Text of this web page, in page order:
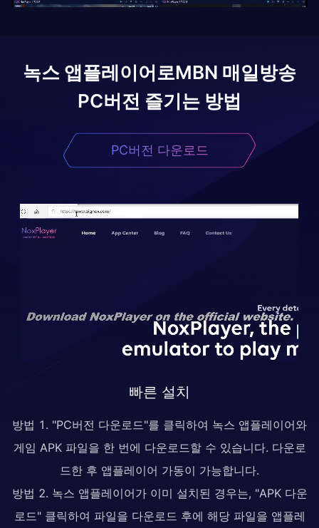
녹스 앱플레이어로MBN 매일방송
PC버전 즐기는 방법
PC버전 다운로드
빠른 설치
방법 1. "PC버전 다운로드"를 클릭하여 녹스 앱플레이어와
게임 APK 파일을 한 번에 다운로드할 수 있습니다. 다운로
드한 후 앱플레이어 가동이 가능합니다.
방법 2. 녹스 앱플레이어가 이미 설치된 경우는, "APK 다운
로드" 클릭하여 파일을 다운로드 후에 해당 파일을 앱플레